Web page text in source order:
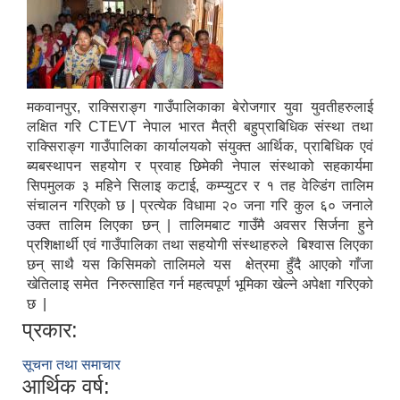
मकवानपुर, राक्सिराङ्ग गाउँपालिकाका बेरोजगार युवा युवतीहरुलाई
लक्षित गरि CTEVT नेपाल भारत मैत्री बहुप्राबिधिक संस्था तथा
राक्सिराङ्ग गाउँपालिका कार्यालयको संयुक्त आर्थिक, प्राबिधिक एवं
ब्यबस्थापन सहयोग र प्रवाह छिमेकी नेपाल संस्थाको सहकार्यमा
सिपमुलक ३ महिने सिलाइ कटाई, कम्प्युटर र १ तह वेल्डिंग तालिम
संचालन गरिएको छ | प्रत्येक विधामा २० जना गरि कुल ६० जनाले
उक्त तालिम लिएका छन् | तालिमबाट गाउँमै अवसर सिर्जना हुने
प्रशिक्षार्थी एवं गाउँपालिका तथा सहयोगी संस्थाहरुले बिश्वास लिएका
छन् साथै यस किसिमको तालिमले यस क्षेत्रमा हुँदै आएको गाँजा
खेतिलाइ समेत निरुत्साहित गर्न महत्वपूर्ण भूमिका खेल्ने अपेक्षा गरिएको
छ |
प्रकार:
सूचना तथा समाचार
आर्थिक वर्ष: